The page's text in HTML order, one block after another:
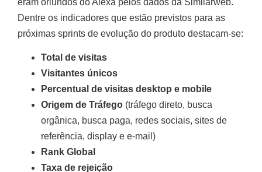
Dentre os indicadores que estão previstos para as
próximas sprints de evolução do produto destacam-se:
Total de visitas
Visitantes únicos
Percentual de visitas desktop e mobile
Origem de Tráfego (tráfego direto, busca
orgânica, busca paga, redes sociais, sites de
referência, display e e-mail)
Rank Global
Taxa de rejeição